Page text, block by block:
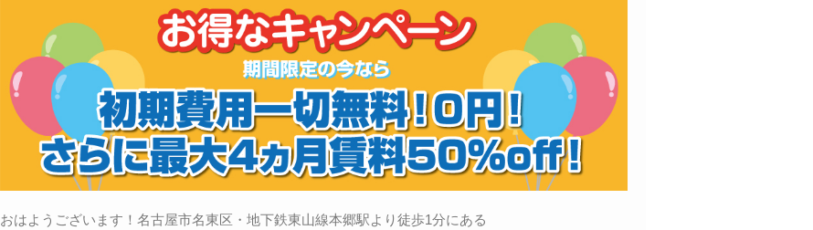
おはようございます！名古屋市名東区・地下鉄東山線本郷駅より徒歩1分にある